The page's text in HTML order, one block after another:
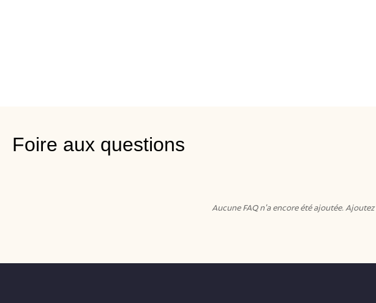
Foire aux questions
Aucune FAQ n'a encore été ajoutée.